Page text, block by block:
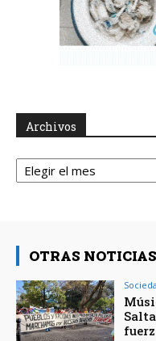
Archivos
Archivos
OTRAS NOTICIAS